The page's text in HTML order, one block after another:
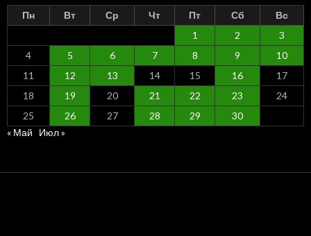
Пн Вт Ср Чт Пт Сб
Вс
1
2
3
4
5 6 7 8 9
10
11
12 13 14 15 16
17
18
19 20 21 22 23
24
25
26 27 28 29
30
« Май
Июл »